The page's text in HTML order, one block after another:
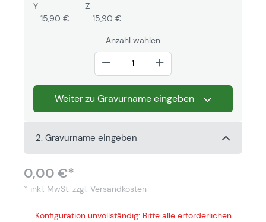
Y
15,90 €
Z
15,90 €
Anzahl wählen
Weiter zu Gravurname eingeben
2. Gravurname eingeben
0,00 €*
* inkl. MwSt. zzgl. Versandkosten
Konfiguration unvollständig: Bitte alle erforderlichen